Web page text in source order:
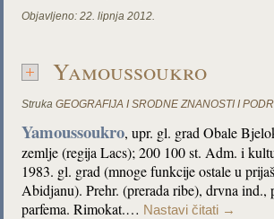
Objavljeno: 22. lipnja 2012.
Yamoussoukro
Struka GEOGRAFIJA I SRODNE ZNANOSTI I
Yamoussoukro, upr. gl. grad Obale
zemlje (regija Lacs); 200 100 st. Adm. i
1983. gl. grad (mnoge funkcije ostale u
Abidjanu). Prehr. (prerada ribe), drvna ind.,
parfema. Rimokat.… Nastavi čitati →